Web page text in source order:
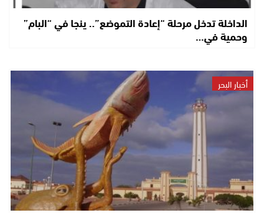
الداخلة تدخل مرحلة “إعادة التموضع”.. ينجا في “البام”
وحمية في…
أخبار البحر